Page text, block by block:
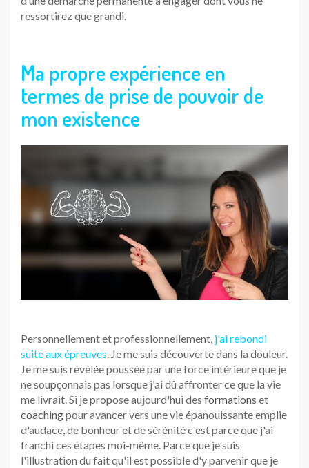
ressortirez que grandi.
Ma propre expérience en
termes de prise de pouvoir de
mon existence
Personnellement et professionnellement, j'ai rebondi
suite aux épreuves. Je me suis découverte dans la douleur.
Je me suis révélée poussée par une force intérieure que je
ne soupçonnais pas lorsque j'ai dû affronter ce que la vie
me livrait. Si je propose aujourd'hui des formations et
coachingpour avancer vers une vie épanouissante emplie
d'audace, de bonheur et de sérénité c'est parce que j'ai
franchi ces étapes moi-même. Parce que je suis
l'illustration du fait qu'il est possible d'y parvenir que je